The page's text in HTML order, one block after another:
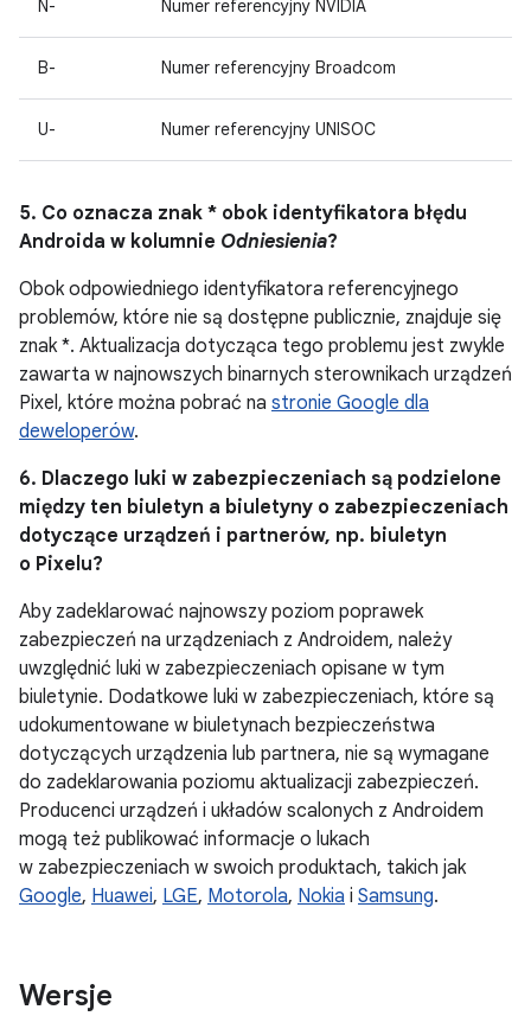
N- Numer referencyjny NVIDIA
B- Numer referencyjny Broadcom
U- Numer referencyjny UNISOC
5. Co oznacza znak * obok identyfikatora błędu
Androida w kolumnie Odniesienia?
Obok odpowiedniego identyfikatora referencyjnego
problemów, które nie są dostępne publicznie, znajduje się
znak *. Aktualizacja dotycząca tego problemu jest zwykle
zawarta w najnowszych binarnych sterownikach urządzeń
Pixel, które można pobrać na stronie Google dla
deweloperów.
6. Dlaczego luki w zabezpieczeniach są podzielone
między ten biuletyn a biuletyny o zabezpieczeniach
dotyczące urządzeń i partnerów, np. biuletyn
o Pixelu?
Aby zadeklarować najnowszy poziom poprawek
zabezpieczeń na urządzeniach z Androidem, należy
uwzględnić luki w zabezpieczeniach opisane w tym
biuletynie. Dodatkowe luki w zabezpieczeniach, które są
udokumentowane w biuletynach bezpieczeństwa
dotyczących urządzenia lub partnera, nie są wymagane
do zadeklarowania poziomu aktualizacji zabezpieczeń.
Producenci urządzeń i układów scalonych z Androidem
mogą też publikować informacje o lukach
w zabezpieczeniach w swoich produktach, takich jak
Google, Huawei, LGE, Motorola, Nokia i Samsung.
Wersje